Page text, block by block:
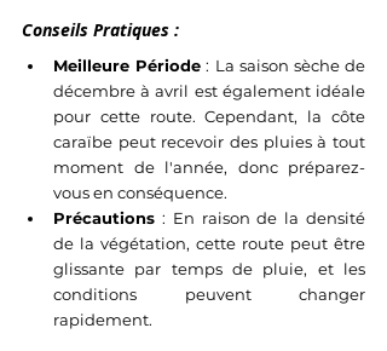
Conseils Pratiques :
Meilleure Période : La saison sèche de
décembre à avril est également idéale
pour cette route. Cependant, la côte
caraïbe peut recevoir des pluies à tout
moment de l'année, donc préparez-
vous en conséquence.
Précautions : En raison de la densité
de la végétation, cette route peut être
glissante par temps de pluie, et les
conditions peuvent changer
rapidement.